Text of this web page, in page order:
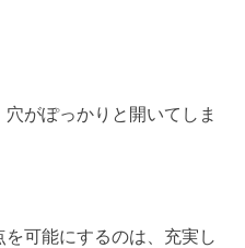
がぽっかりと開いてしま
可能にするのは、充実し